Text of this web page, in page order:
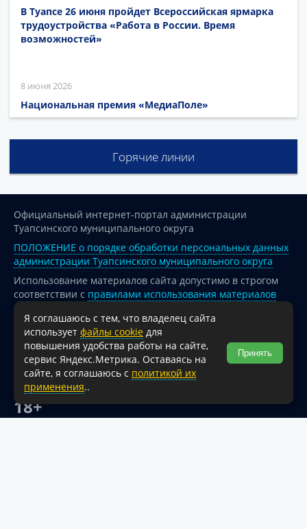
В Туапсе 26 июня пройдет Всероссийская ярмарка
трудоустройства «Работа в России. Время
возможностей»
8 июня 2026
Национальная премия «МедиаПоле»
Горячие линии
Официальный интернет-портал администрации
Туапсинского муниципального округа
ПОЛОЖЕНИЕ о порядке обработки персональных данных
администрации Туапсинского муниципального округа
Использование материалов сайта допустимо в строгом
соответствии с правилами использования материалов
опубликованных на сайте
При перепечатке и использовании информации ссылка
на источник обязательна.
Для сайтов и страниц сети Интернет обязательна
активная гиперссылка на официальный интернет-портал
администрации Туапсинского муниципального округа.
18+
Я соглашаюсь с тем, что владелец сайта
использует файлы cookie для
повышения удобства работы на сайте,
сервис Яндекс.Метрика. Оставаясь на
сайте, я соглашаюсь с политикой их
применения..
Принять